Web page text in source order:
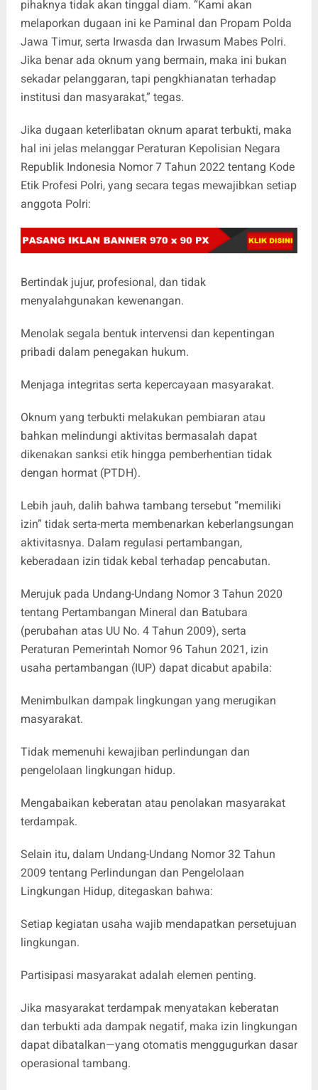
pihaknya tidak akan tinggal diam. “Kami akan
melaporkan dugaan ini ke Paminal dan Propam Polda
Jawa Timur, serta Irwasda dan Irwasum Mabes Polri.
Jika benar ada oknum yang bermain, maka ini bukan
sekadar pelanggaran, tapi pengkhianatan terhadap
institusi dan masyarakat,” tegas.
‎Jika dugaan keterlibatan oknum aparat terbukti, maka
hal ini jelas melanggar Peraturan Kepolisian Negara
Republik Indonesia Nomor 7 Tahun 2022 tentang Kode
Etik Profesi Polri, yang secara tegas mewajibkan setiap
anggota Polri:
‎Bertindak jujur, profesional, dan tidak
menyalahgunakan kewenangan.
‎Menolak segala bentuk intervensi dan kepentingan
pribadi dalam penegakan hukum.
‎Menjaga integritas serta kepercayaan masyarakat.
‎Oknum yang terbukti melakukan pembiaran atau
bahkan melindungi aktivitas bermasalah dapat
dikenakan sanksi etik hingga pemberhentian tidak
dengan hormat (PTDH).
‎Lebih jauh, dalih bahwa tambang tersebut “memiliki
izin” tidak serta-merta membenarkan keberlangsungan
aktivitasnya. Dalam regulasi pertambangan,
keberadaan izin tidak kebal terhadap pencabutan.
‎Merujuk pada Undang-Undang Nomor 3 Tahun 2020
tentang Pertambangan Mineral dan Batubara
(perubahan atas UU No. 4 Tahun 2009), serta
Peraturan Pemerintah Nomor 96 Tahun 2021, izin
usaha pertambangan (IUP) dapat dicabut apabila:
‎Menimbulkan dampak lingkungan yang merugikan
masyarakat.
‎Tidak memenuhi kewajiban perlindungan dan
pengelolaan lingkungan hidup.
‎Mengabaikan keberatan atau penolakan masyarakat
terdampak.
‎Selain itu, dalam Undang-Undang Nomor 32 Tahun
2009 tentang Perlindungan dan Pengelolaan
Lingkungan Hidup, ditegaskan bahwa:
‎Setiap kegiatan usaha wajib mendapatkan persetujuan
lingkungan.
Partisipasi masyarakat adalah elemen penting.
‎Jika masyarakat terdampak menyatakan keberatan
dan terbukti ada dampak negatif, maka izin lingkungan
dapat dibatalkan—yang otomatis menggugurkan dasar
operasional tambang.